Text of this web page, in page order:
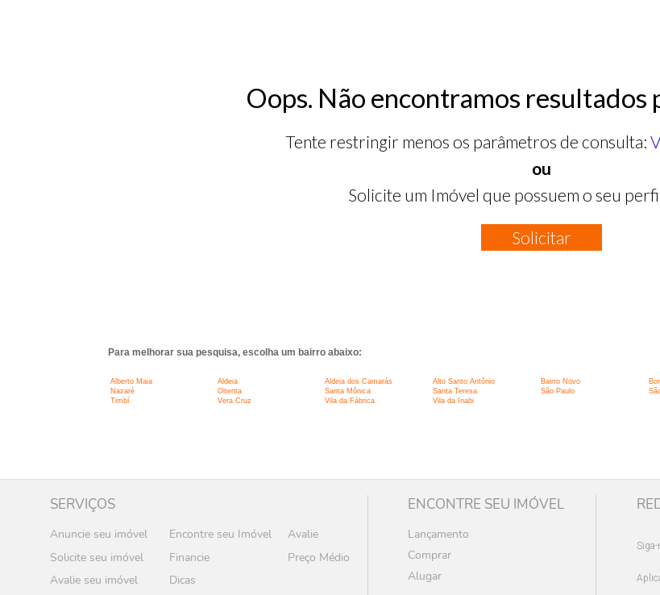
Oops. Não encontramos resultados
Tente restringir menos os parâmetros de consulta:
ou
Solicite um Imóvel que possuem o seu
Solicitar
Para melhorar sua pesquisa, escolha um bairro abaixo:
Alberto Maia Aldeia Aldeia dos Camarás Alto Santo Antônio Bairro Novo
Nazaré
Oitenta Santa Mônica Santa Teresa São Paulo
Timbí
Vera Cruz Vila da Fábrica Vila da Inabi
SERVIÇOS
Anuncie seu imóvel Encontre seu Imóvel
Avalie
Solicite seu imóvel
Financie
Preço Médio
Avalie seu imóvel
Dicas
ENCONTRE SEU IMÓVEL
Lançamento
Comprar
Alugar